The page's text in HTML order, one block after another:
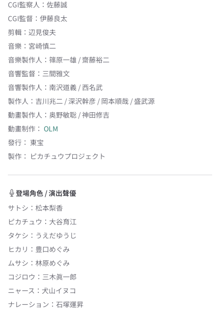
CGI監察人 ： 佐藤誠
CGI監督 ： 伊藤良太
剪輯 ： 辺見俊夫
音樂 ： 宮崎慎二
音樂製作人 ： 篠原一雄 / 齋藤裕二
音響監督 ： 三間雅文
音響製作人 ： 南沢道義 / 西名武
製作人 ： 吉川兆二 / 深沢幹彦 / 岡本順哉 / 盛武源
動畫製作人 ： 奥野敏聡 / 神田修吉
動畫制作： OLM
發行： 東宝
製作： ピカチュウプロジェクト
登場角色 / 演出聲優
サトシ ： 松本梨香
ピカチュウ ： 大谷育江
タケシ ： うえだゆうじ
ヒカリ ： 豊口めぐみ
ムサシ ： 林原めぐみ
コジロウ ： 三木眞一郎
ニャース ： 犬山イヌコ
ナレーション ： 石塚運昇